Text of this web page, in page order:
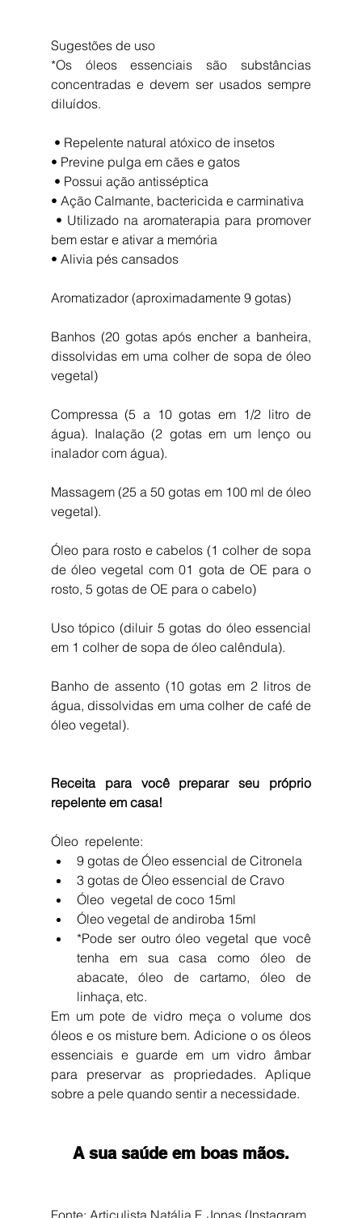
Sugestões de uso
*Os óleos essenciais são substâncias
concentradas e devem ser usados sempre
diluídos.
• Repelente natural atóxico de insetos
• Previne pulga em cães e gatos
• Possui ação antisséptica
• Ação Calmante, bactericida e carminativa
bem estar e ativar a memória
• Alivia pés cansados
Aromatizador (aproximadamente 9 gotas)
Banhos (20 gotas após encher a banheira,
dissolvidas em uma colher de sopa de óleo
vegetal)
Compressa (5 a 10 gotas em 1/2 litro de
água). Inalação (2 gotas em um lenço ou
inalador com água).
Massagem (25 a 50 gotas em 100 ml de óleo
vegetal).
Óleo para rosto e cabelos (1 colher de sopa
de óleo vegetal com 01 gota de OE para o
rosto, 5 gotas de OE para o cabelo)
Uso tópico (diluir 5 gotas do óleo essencial
em 1 colher de sopa de óleo calêndula).
Banho de assento (10 gotas em 2 litros de
água, dissolvidas em uma colher de café de
óleo vegetal).
Receita para você preparar seu próprio
repelente em casa!
Óleo  repelente:
9 gotas de Óleo essencial de Citronela
3 gotas de Óleo essencial de Cravo
Óleo  vegetal de coco 15ml
Óleo vegetal de andiroba 15ml
*Pode ser outro óleo vegetal que você
tenha em sua casa como óleo de
abacate, óleo de cartamo, óleo de
linhaça, etc.
Em um pote de vidro meça o volume dos
óleos e os misture bem. Adicione o os óleos
essenciais e guarde em um vidro âmbar
para preservar as propriedades. Aplique
sobre a pele quando sentir a necessidade.
A sua saúde em boas mãos.